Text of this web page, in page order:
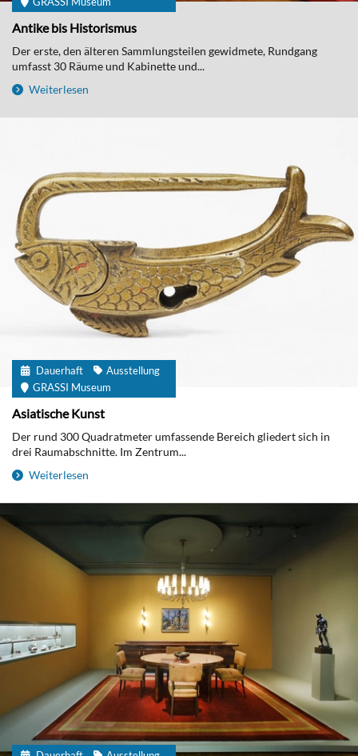
Antike bis Historismus
Der erste, den älteren Sammlungsteilen gewidmete, Rundgang
umfasst 30 Räume und Kabinette und...
Weiterlesen
Dauerhaft
Ausstellung
GRASSI Museum
Asiatische Kunst
Der rund 300 Quadratmeter umfassende Bereich gliedert sich in
drei Raumabschnitte. Im Zentrum...
Weiterlesen